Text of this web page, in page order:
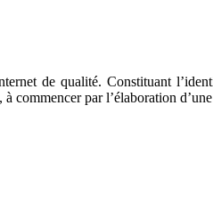
de qualité. Constituant
commencer par l’élaboration